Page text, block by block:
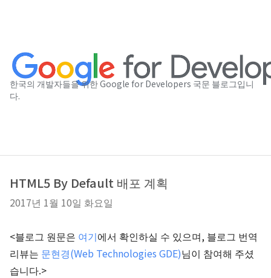
한국의 개발자들을 위한 Google for Developers 국문 블로그입니
다.
HTML5 By Default 배포 계획
2017년 1월 10일 화요일
<블로그 원문은 여기에서 확인하실 수 있으며, 블로그 번역
리뷰는 문현경(Web Technologies GDE)님 이 참여해 주셨
습니다.>